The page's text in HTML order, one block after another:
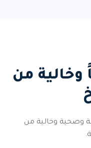
وخالية من
وصحية وخالية من